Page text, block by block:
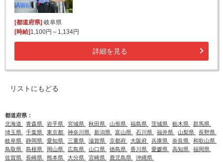
[都道府県] 岐阜県
[時給] 1,100円～1,134円
詳細を見る
リストにもどる
都道府県：
北海道
青森県 岩手県 宮城県 秋田県 山形県 福島県 茨城県 栃木県
群馬県
埼玉県
千葉県 東京都 神奈川県 新潟県 富山県 石川県 福井県 山梨県
長野県
岐阜県
静岡県 愛知県 三重県 滋賀県 京都府 大阪府 兵庫県 奈良県
和歌山県
鳥取県
島根県 岡山県 広島県 山口県 徳島県 香川県 愛媛県 高知県
福岡県
佐賀県
長崎県 熊本県 大分県 宮崎県 鹿児島県 沖縄県